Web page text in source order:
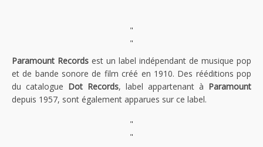
"
"
Paramount Records est un label indépendant de musique pop
et de bande sonore de film créé en 1910. Des rééditions pop
du catalogue Dot Records, label appartenant à Paramount
depuis 1957, sont également apparues sur ce label.
"
"